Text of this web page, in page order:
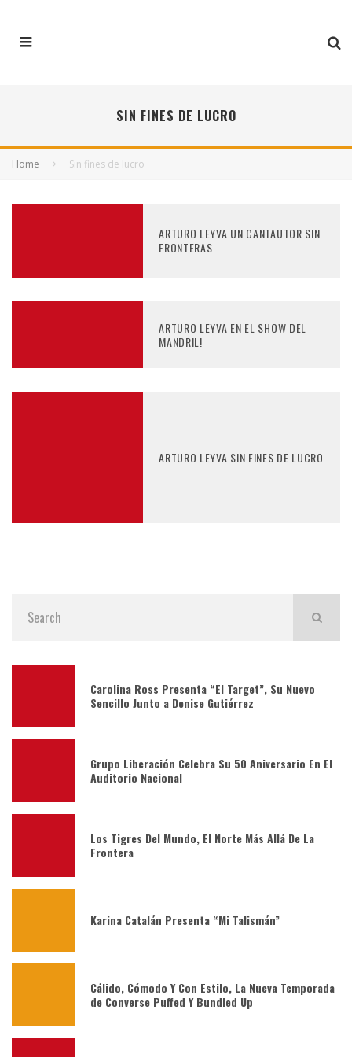
SIN FINES DE LUCRO
Home Sin fines de lucro
ARTURO LEYVA UN CANTAUTOR SIN
FRONTERAS
ARTURO LEYVA EN EL SHOW DEL
MANDRIL!
ARTURO LEYVA SIN FINES DE LUCRO
Carolina Ross Presenta “El Target”, Su Nuevo
Sencillo Junto a Denise Gutiérrez
Grupo Liberación Celebra Su 50 Aniversario En El
Auditorio Nacional
Los Tigres Del Mundo, El Norte Más Allá De La
Frontera
Karina Catalán Presenta “Mi Talismán”
Cálido, Cómodo Y Con Estilo, La Nueva Temporada
de Converse Puffed Y Bundled Up